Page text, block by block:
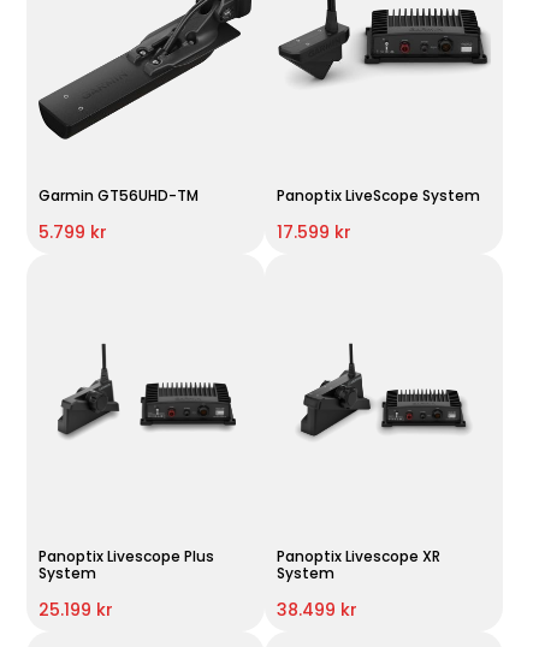
Garmin GT56UHD-TM
5.799 kr
Panoptix LiveScope System
17.599 kr
Panoptix Livescope Plus
System
25.199 kr
Panoptix Livescope XR
System
38.499 kr